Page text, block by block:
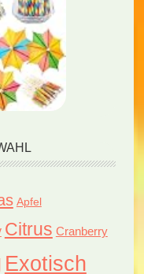
Apfel
Citrus Cranberry
Exotisch